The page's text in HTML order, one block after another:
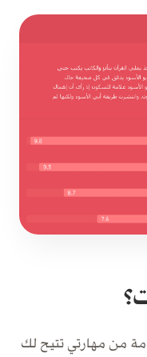
من مهارتي تتيح لك